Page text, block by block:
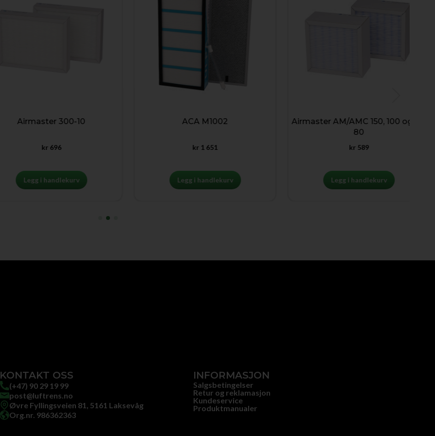
Airmaster 300-10
696
Legg i handlekurv
ACA M1002
1 651
Legg i handlekurv
Airmaster AM/AMC 150, 100 og CV
589
Legg i handlekurv
KONTAKT OSS
(+47) 90 29 19 99
post@luftrens.no
Øvre Fyllingsveien 81, 5161 Laksevåg
Org.nr. 986362363
INFORMASJON
Salgsbetingelser
Retur og reklamasjon
Kundeservice
Produktmanualer